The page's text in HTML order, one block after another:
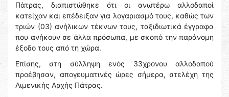
Πάτρας, διαπιστώθηκε ότι οι ανωτέρω αλλοδαποί
κατείχαν και επέδειξαν για λογαριασμό τους, καθώς των
τριών (03) ανήλικων τέκνων τους, ταξιδιωτικά έγγραφα
που ανήκουν σε άλλα πρόσωπα, με σκοπό την παράνομη
έξοδο τους από τη χώρα.
Επίσης, στη σύλληψη ενός 33χρονου αλλοδαπού
προέβησαν, απογευματινές ώρες σήμερα, στελέχη της
Λιμενικής Αρχής Πάτρας.